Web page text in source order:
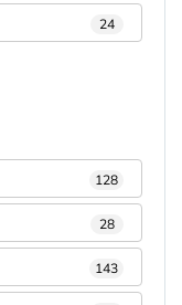
24
128
28
143